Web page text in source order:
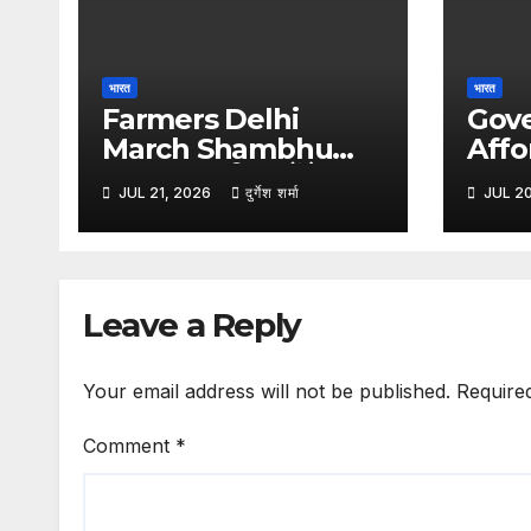
भारत
Farmers Delhi
March Shambhu
Border :- किसानों के
दिल्ली कूच से पहले शंभू बॉर्डर
सील, हरियाणा पुलिस ने बढ़ाई
JUL 21, 2026 दुर्गेश शर्मा
भारत
लॉन्च
वॉश,
JUL
Leave a Reply
Your email address will not be published.
Comment *